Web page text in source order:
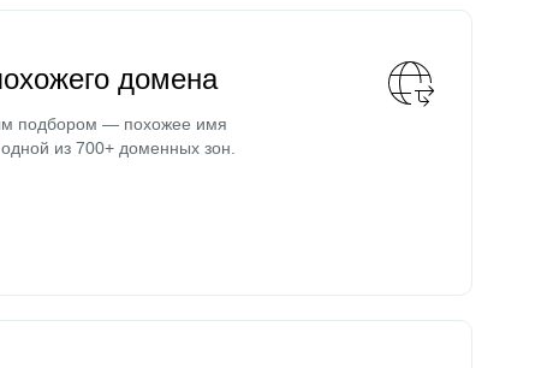
домена
подбором — похожее имя
из 700+ доменных зон.